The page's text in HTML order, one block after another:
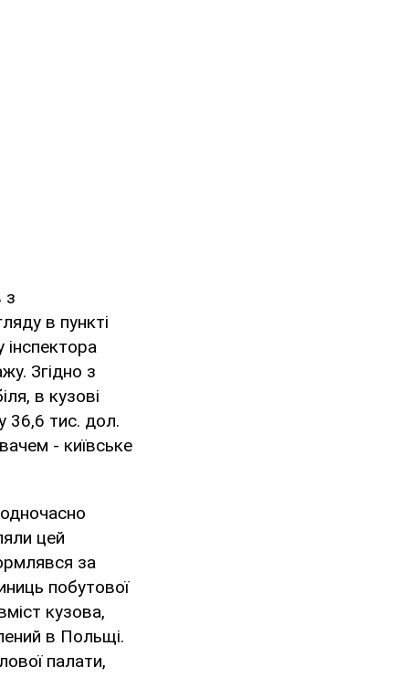
з
в пункті
Згідно з
в кузові
36,6 тис. дол.
- київське
цей
за
побутової
кузова,
в Польщі.
палати,